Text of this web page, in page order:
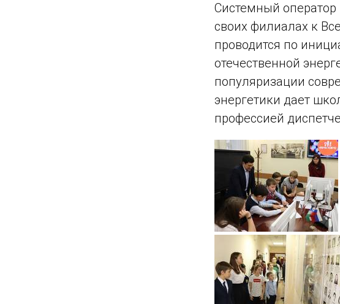
Системный
своих филиалах к
проводится по
отечественной
популяризации
энергетики дает
профессией